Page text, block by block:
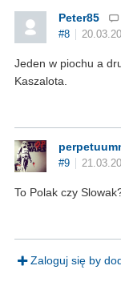
Peter85
#8
Jeden w piochu a
Kaszalota.
#9
To Polak czy
Zaloguj się by